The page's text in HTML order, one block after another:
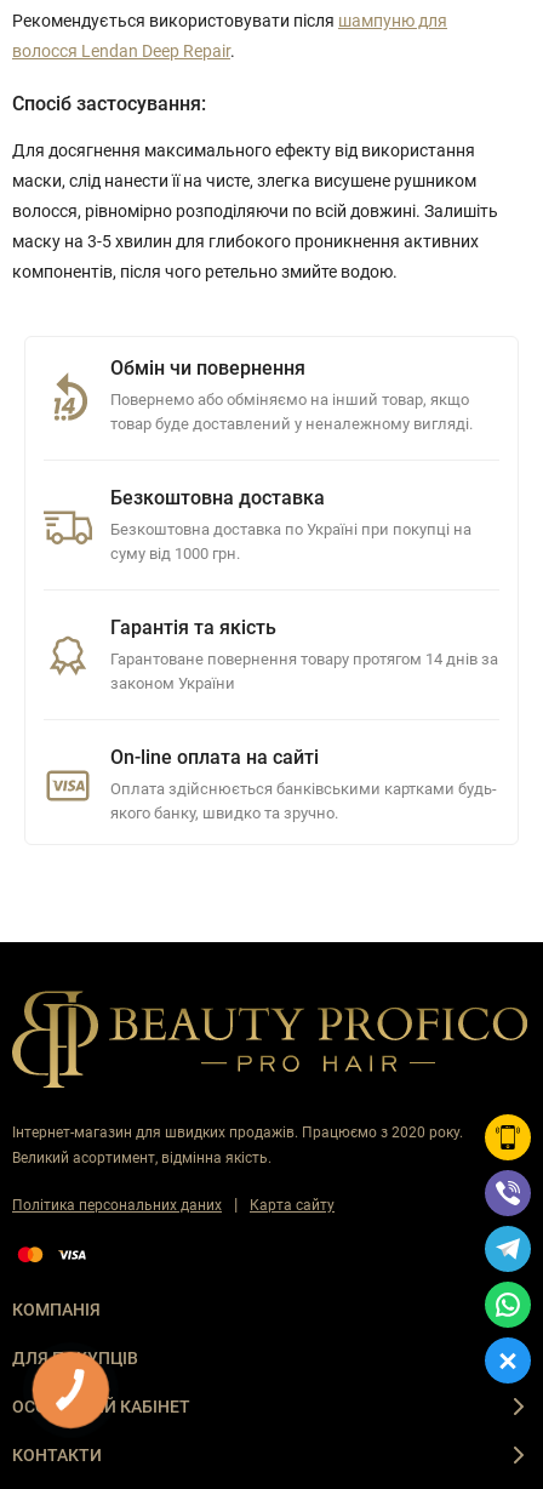
Рекомендується використовувати після шампуню для
волосся Lendan Deep Repair.
Спосіб застосування:
Для досягнення максимального ефекту від використання
маски, слід нанести її на чисте, злегка висушене рушником
волосся, рівномірно розподіляючи по всій довжині. Залишіть
маску на 3-5 хвилин для глибокого проникнення активних
компонентів, після чого ретельно змийте водою.
Обмін чи повернення
Повернемо або обміняємо на інший товар, якщо
товар буде доставлений у неналежному вигляді.
Безкоштовна доставка
Безкоштовна доставка по Україні при покупці на
суму від 1000 грн.
Гарантія та якість
Гарантоване повернення товару протягом 14 днів за
законом України
On-line оплата на сайті
Оплата здійснюється банківськими картками будь-
якого банку, швидко та зручно.
Інтернет-магазин для швидких продажів. Працюємо з 2020 року.
Великий асортимент, відмінна якість.
Політика персональних даних | Карта сайту
КОМПАНІЯ
ДЛЯ ПОКУПЦІВ
ОСОБИСТИЙ КАБІНЕТ
КОНТАКТИ